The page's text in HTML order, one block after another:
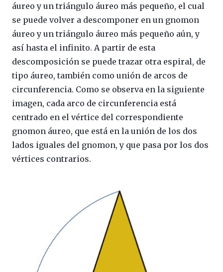
áureo y un triángulo áureo más pequeño, el cual
se puede volver a descomponer en un gnomon
áureo y un triángulo áureo más pequeño aún, y
así hasta el infinito. A partir de esta
descomposición se puede trazar otra espiral, de
tipo áureo, también como unión de arcos de
circunferencia. Como se observa en la siguiente
imagen, cada arco de circunferencia está
centrado en el vértice del correspondiente
gnomon áureo, que está en la unión de los dos
lados iguales del gnomon, y que pasa por los dos
vértices contrarios.